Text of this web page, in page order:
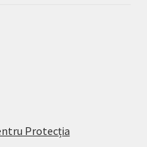
Protecția